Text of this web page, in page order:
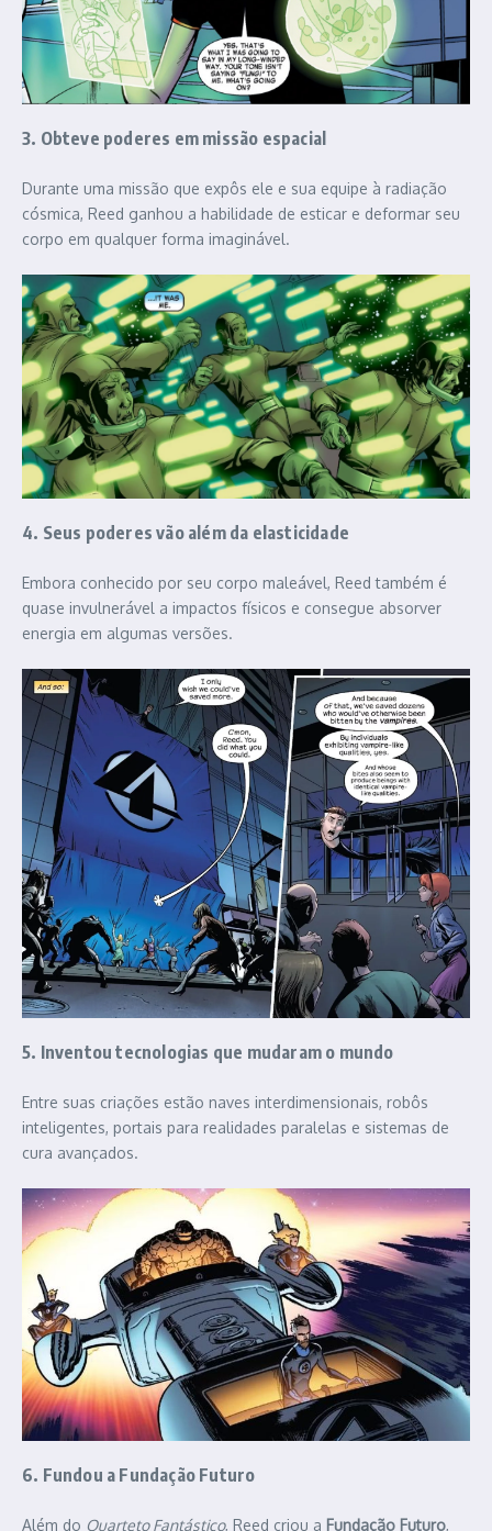
3. Obteve poderes em missão espacial
Durante uma missão que expôs ele e sua equipe à radiação
cósmica, Reed ganhou a habilidade de esticar e deformar seu
corpo em qualquer forma imaginável.
4. Seus poderes vão além da elasticidade
Embora conhecido por seu corpo maleável, Reed também é
quase invulnerável a impactos físicos e consegue absorver
energia em algumas versões.
5. Inventou tecnologias que mudaram o mundo
Entre suas criações estão naves interdimensionais, robôs
inteligentes, portais para realidades paralelas e sistemas de
cura avançados.
6. Fundou a Fundação Futuro
Além do Quarteto Fantástico, Reed criou a Fundação Futuro,